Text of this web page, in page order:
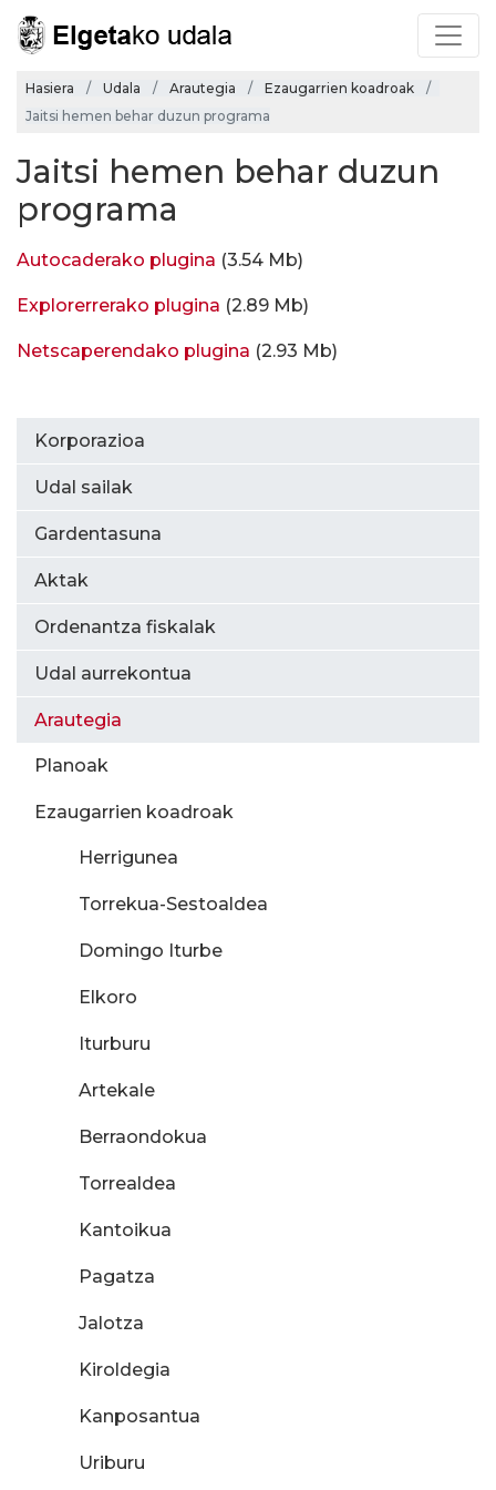
Hasiera Udala Arautegia
Ezaugarrien koadroak
Jaitsi hemen behar duzun programa
Jaitsi hemen behar duzun
programa
Autocaderako plugina (3.54 Mb)
Explorerrerako plugina (2.89 Mb)
Netscaperendako plugina (2.93 Mb)
Korporazioa
Udal sailak
Gardentasuna
Aktak
Ordenantza fiskalak
Udal aurrekontua
Arautegia
Planoak
Ezaugarrien koadroak
Herrigunea
Torrekua-Sestoaldea
Domingo Iturbe
Elkoro
Iturburu
Artekale
Berraondokua
Torrealdea
Kantoikua
Pagatza
Jalotza
Kiroldegia
Kanposantua
Uriburu